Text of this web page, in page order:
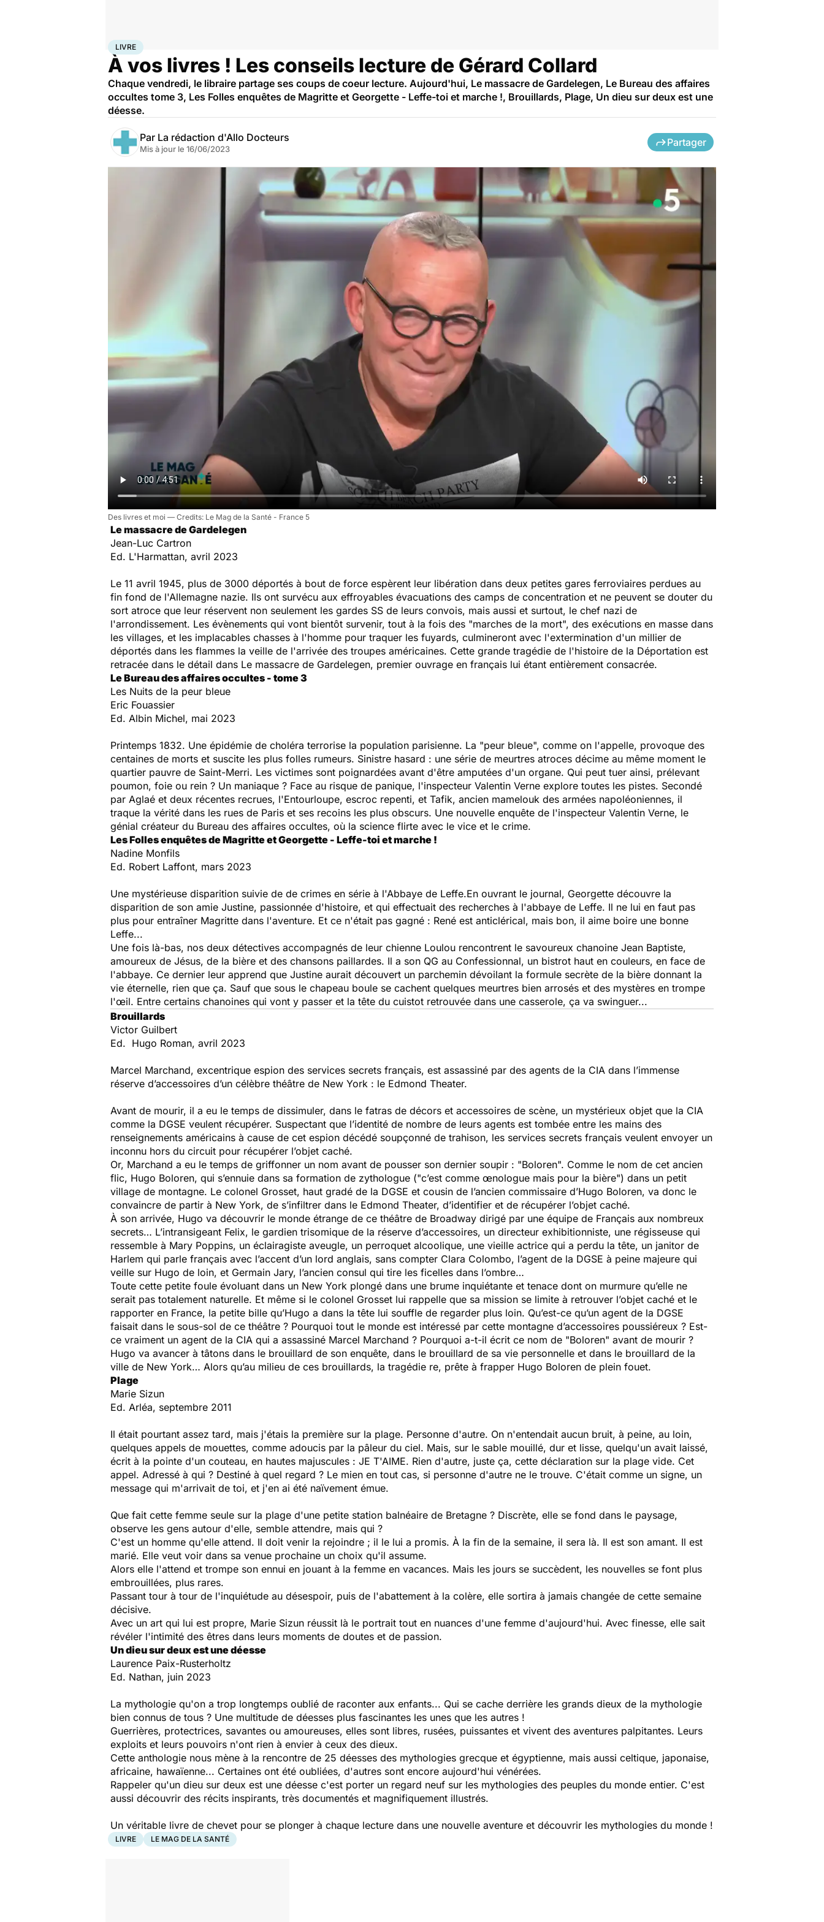
AccueilBien-être
LIVRE
À vos livres ! Les conseils lecture de Gérard Collard
Chaque vendredi, le libraire partage ses coups de coeur lecture. Aujourd'hui, Le massacre de Gardelegen, Le Bureau des affaires
occultes tome 3, Les Folles enquêtes de Magritte et Georgette - Leffe-toi et marche !, Brouillards, Plage, Un dieu sur deux est une
déesse.
Par La rédaction d'Allo Docteurs
Mis à jour le 16/06/2023
Partager
Des livres et moi Le Mag de la Santé - France 5
Le massacre de Gardelegen
Jean-Luc Cartron
Ed. L'Harmattan, avril 2023
Le 11 avril 1945, plus de 3000 déportés à bout de force espèrent leur libération dans deux petites gares ferroviaires perdues au
fin fond de l'Allemagne nazie. Ils ont survécu aux effroyables évacuations des camps de concentration et ne peuvent se douter du
sort atroce que leur réservent non seulement les gardes SS de leurs convois, mais aussi et surtout, le chef nazi de
l'arrondissement. Les évènements qui vont bientôt survenir, tout à la fois des "marches de la mort", des exécutions en masse dans
les villages, et les implacables chasses à l'homme pour traquer les fuyards, culmineront avec l'extermination d'un millier de
déportés dans les flammes la veille de l'arrivée des troupes américaines. Cette grande tragédie de l'histoire de la Déportation est
retracée dans le détail dans Le massacre de Gardelegen, premier ouvrage en français lui étant entièrement consacrée.
Le Bureau des affaires occultes - tome 3
Les Nuits de la peur bleue
Eric Fouassier
Ed. Albin Michel, mai 2023
Printemps 1832. Une épidémie de choléra terrorise la population parisienne. La "peur bleue", comme on l'appelle, provoque des
centaines de morts et suscite les plus folles rumeurs. Sinistre hasard : une série de meurtres atroces décime au même moment le
quartier pauvre de Saint-Merri. Les victimes sont poignardées avant d'être amputées d'un organe. Qui peut tuer ainsi, prélevant
poumon, foie ou rein ? Un maniaque ? Face au risque de panique, l'inspecteur Valentin Verne explore toutes les pistes. Secondé
par Aglaé et deux récentes recrues, l'Entourloupe, escroc repenti, et Tafik, ancien mamelouk des armées napoléoniennes, il
traque la vérité dans les rues de Paris et ses recoins les plus obscurs. Une nouvelle enquête de l'inspecteur Valentin Verne, le
génial créateur du Bureau des affaires occultes, où la science flirte avec le vice et le crime.
Les Folles enquêtes de Magritte et Georgette - Leffe-toi et marche !
Nadine Monfils
Ed. Robert Laffont, mars 2023
Une mystérieuse disparition suivie de de crimes en série à l'Abbaye de Leffe.En ouvrant le journal, Georgette découvre la
disparition de son amie Justine, passionnée d'histoire, et qui effectuait des recherches à l'abbaye de Leffe. Il ne lui en faut pas
plus pour entraîner Magritte dans l'aventure. Et ce n'était pas gagné : René est anticlérical, mais bon, il aime boire une bonne
Leffe...
Une fois là-bas, nos deux détectives accompagnés de leur chienne Loulou rencontrent le savoureux chanoine Jean Baptiste,
amoureux de Jésus, de la bière et des chansons paillardes. Il a son QG au Confessionnal, un bistrot haut en couleurs, en face de
l'abbaye. Ce dernier leur apprend que Justine aurait découvert un parchemin dévoilant la formule secrète de la bière donnant la
vie éternelle, rien que ça. Sauf que sous le chapeau boule se cachent quelques meurtres bien arrosés et des mystères en trompe
l'œil. Entre certains chanoines qui vont y passer et la tête du cuistot retrouvée dans une casserole, ça va swinguer...
Brouillards
Victor Guilbert
Ed. ‎ Hugo Roman, avril 2023
Marcel Marchand, excentrique espion des services secrets français, est assassiné par des agents de la CIA dans l’immense
réserve d’accessoires d’un célèbre théâtre de New York : le Edmond Theater.
Avant de mourir, il a eu le temps de dissimuler, dans le fatras de décors et accessoires de scène, un mystérieux objet que la CIA
comme la DGSE veulent récupérer. Suspectant que l’identité de nombre de leurs agents est tombée entre les mains des
renseignements américains à cause de cet espion décédé soupçonné de trahison, les services secrets français veulent envoyer un
inconnu hors du circuit pour récupérer l’objet caché.
Or, Marchand a eu le temps de griffonner un nom avant de pousser son dernier soupir : "Boloren". Comme le nom de cet ancien
flic, Hugo Boloren, qui s’ennuie dans sa formation de zythologue ("c’est comme œnologue mais pour la bière") dans un petit
village de montagne. Le colonel Grosset, haut gradé de la DGSE et cousin de l’ancien commissaire d’Hugo Boloren, va donc le
convaincre de partir à New York, de s’infiltrer dans le Edmond Theater, d’identifier et de récupérer l’objet caché.
À son arrivée, Hugo va découvrir le monde étrange de ce théâtre de Broadway dirigé par une équipe de Français aux nombreux
secrets… L’intransigeant Felix, le gardien trisomique de la réserve d’accessoires, un directeur exhibitionniste, une régisseuse qui
ressemble à Mary Poppins, un éclairagiste aveugle, un perroquet alcoolique, une vieille actrice qui a perdu la tête, un janitor de
Harlem qui parle français avec l’accent d’un lord anglais, sans compter Clara Colombo, l’agent de la DGSE à peine majeure qui
veille sur Hugo de loin, et Germain Jary, l’ancien consul qui tire les ficelles dans l’ombre…
Toute cette petite foule évoluant dans un New York plongé dans une brume inquiétante et tenace dont on murmure qu’elle ne
serait pas totalement naturelle. Et même si le colonel Grosset lui rappelle que sa mission se limite à retrouver l’objet caché et le
rapporter en France, la petite bille qu’Hugo a dans la tête lui souffle de regarder plus loin. Qu’est-ce qu’un agent de la DGSE
faisait dans le sous-sol de ce théâtre ? Pourquoi tout le monde est intéressé par cette montagne d’accessoires poussiéreux ? Est-
ce vraiment un agent de la CIA qui a assassiné Marcel Marchand ? Pourquoi a-t-il écrit ce nom de "Boloren" avant de mourir ?
Hugo va avancer à tâtons dans le brouillard de son enquête, dans le brouillard de sa vie personnelle et dans le brouillard de la
ville de New York… Alors qu’au milieu de ces brouillards, la tragédie re, prête à frapper Hugo Boloren de plein fouet.
Plage
Marie Sizun
Ed. Arléa, septembre 2011
Il était pourtant assez tard, mais j'étais la première sur la plage. Personne d'autre. On n'entendait aucun bruit, à peine, au loin,
quelques appels de mouettes, comme adoucis par la pâleur du ciel. Mais, sur le sable mouillé, dur et lisse, quelqu'un avait laissé,
écrit à la pointe d'un couteau, en hautes majuscules : JE T'AIME. Rien d'autre, juste ça, cette déclaration sur la plage vide. Cet
appel. Adressé à qui ? Destiné à quel regard ? Le mien en tout cas, si personne d'autre ne le trouve. C'était comme un signe, un
message qui m'arrivait de toi, et j'en ai été naïvement émue.
Que fait cette femme seule sur la plage d'une petite station balnéaire de Bretagne ? Discrète, elle se fond dans le paysage,
observe les gens autour d'elle, semble attendre, mais qui ?
C'est un homme qu'elle attend. Il doit venir la rejoindre ; il le lui a promis. À la fin de la semaine, il sera là. Il est son amant. Il est
marié. Elle veut voir dans sa venue prochaine un choix qu'il assume.
Alors elle l'attend et trompe son ennui en jouant à la femme en vacances. Mais les jours se succèdent, les nouvelles se font plus
embrouillées, plus rares.
Passant tour à tour de l'inquiétude au désespoir, puis de l'abattement à la colère, elle sortira à jamais changée de cette semaine
décisive.
Avec un art qui lui est propre, Marie Sizun réussit là le portrait tout en nuances d'une femme d'aujourd'hui. Avec finesse, elle sait
révéler l'intimité des êtres dans leurs moments de doutes et de passion.
Un dieu sur deux est une déesse
Laurence Paix-Rusterholtz
Ed. Nathan, juin 2023
La mythologie qu'on a trop longtemps oublié de raconter aux enfants... Qui se cache derrière les grands dieux de la mythologie
bien connus de tous ? Une multitude de déesses plus fascinantes les unes que les autres !
Guerrières, protectrices, savantes ou amoureuses, elles sont libres, rusées, puissantes et vivent des aventures palpitantes. Leurs
exploits et leurs pouvoirs n'ont rien à envier à ceux des dieux.
Cette anthologie nous mène à la rencontre de 25 déesses des mythologies grecque et égyptienne, mais aussi celtique, japonaise,
africaine, hawaïenne... Certaines ont été oubliées, d'autres sont encore aujourd'hui vénérées.
Rappeler qu'un dieu sur deux est une déesse c'est porter un regard neuf sur les mythologies des peuples du monde entier. C'est
aussi découvrir des récits inspirants, très documentés et magnifiquement illustrés.
Un véritable livre de chevet pour se plonger à chaque lecture dans une nouvelle aventure et découvrir les mythologies du monde !
LIVRE LE MAG DE LA SANTÉ